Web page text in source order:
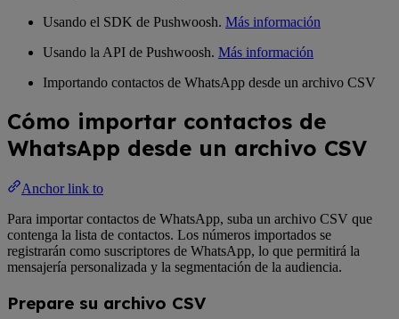
Usando el SDK de Pushwoosh. Más información
Usando la API de Pushwoosh. Más información
Importando contactos de WhatsApp desde un archivo CSV
Cómo importar contactos de
WhatsApp desde un archivo CSV
Anchor link to
Para importar contactos de WhatsApp, suba un archivo CSV que
contenga la lista de contactos. Los números importados se
registrarán como suscriptores de WhatsApp, lo que permitirá la
mensajería personalizada y la segmentación de la audiencia.
Prepare su archivo CSV